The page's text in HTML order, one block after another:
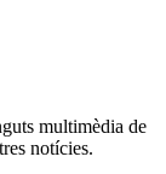
multimèdia de
notícies.